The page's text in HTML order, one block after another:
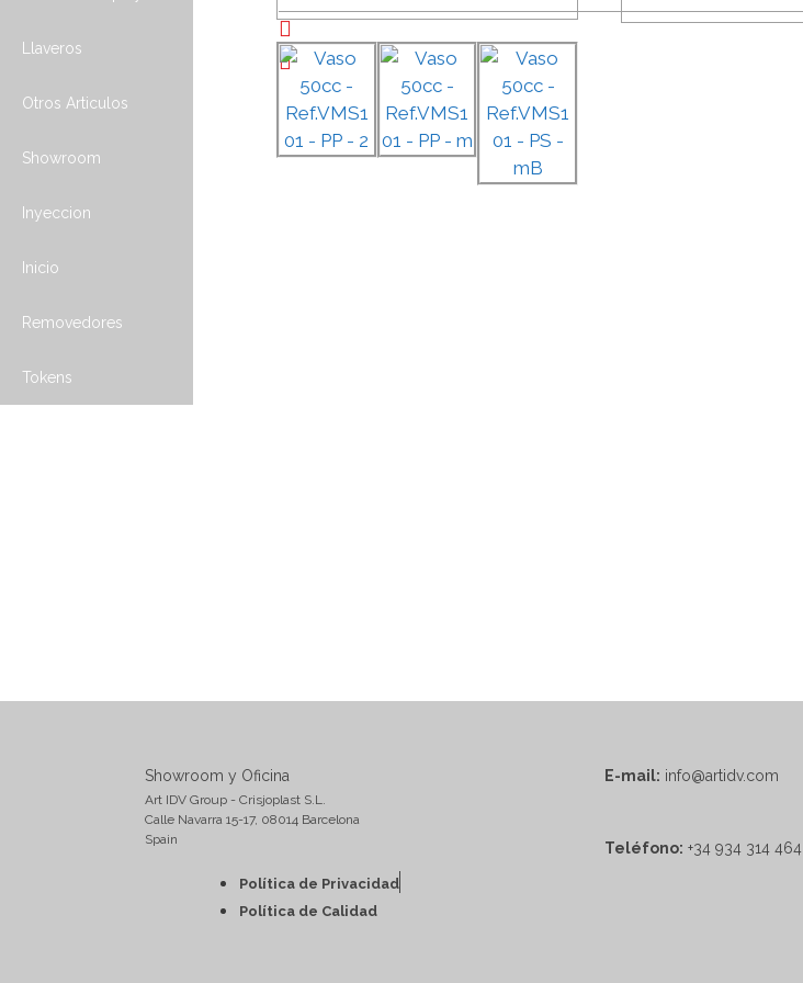
Llaveros
Otros Articulos
Showroom
Inyeccion
Inicio
Removedores
Tokens
Showroom y Oficina
Art IDV Group - Crisjoplast S.L.
Calle Navarra 15-17, 08014 Barcelona
Spain
E-mail: info@artidv.com
Teléfono: +34 934 314 464
Política de Privacidad
Política de Calidad